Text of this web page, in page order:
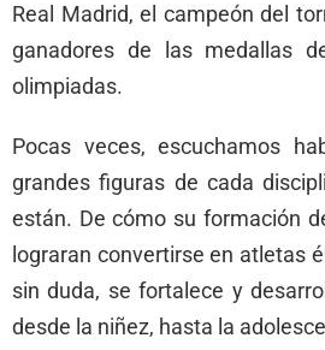
Real Madrid, el campeón del
ganadores de las medallas
olimpiadas.
Pocas veces, escuchamos
grandes figuras de cada
están. De cómo su formación
lograran convertirse en atletas
sin duda, se fortalece y
desde la niñez, hasta la